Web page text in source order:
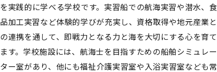
を実践的に学べる学校です。実習船での航海実習や潜水、食
品加工実習など体験的学びが充実し、資格取得や地元産業と
の連携を通して、即戦力となる力と海を大切にする心を育て
ます。学校施設には、航海士を目指すための船舶シミュレー
ター室があり、他にも福祉介護実習室や入浴実習室なども常